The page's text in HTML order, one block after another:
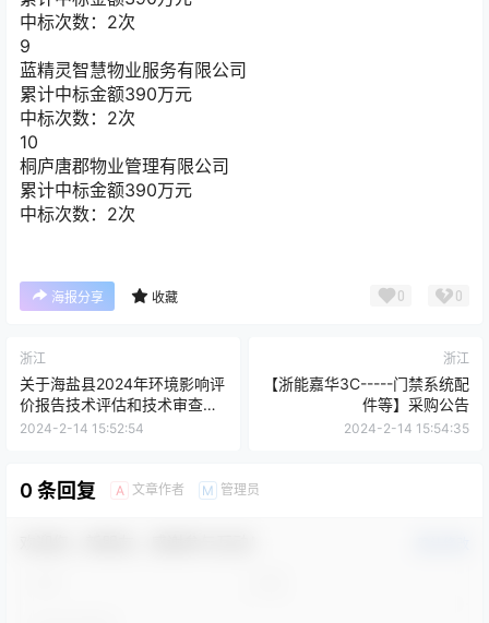
中标次数：2次
9
蓝精灵智慧物业服务有限公司
累计中标金额390万元
中标次数：2次
10
桐庐唐郡物业管理有限公司
累计中标金额390万元
中标次数：2次
海报分享 收藏 0 0
浙江
关于海盐县2024年环境影响评
价报告技术评估和技术审查服
务项目的更正公告[浙江圣加工
2024-2-14 15:52:54
浙江
【浙能嘉华3C-----门禁系统配
件等】采购公告
2024-2-14 15:54:35
0 条回复 A 文章作者 M 管理员